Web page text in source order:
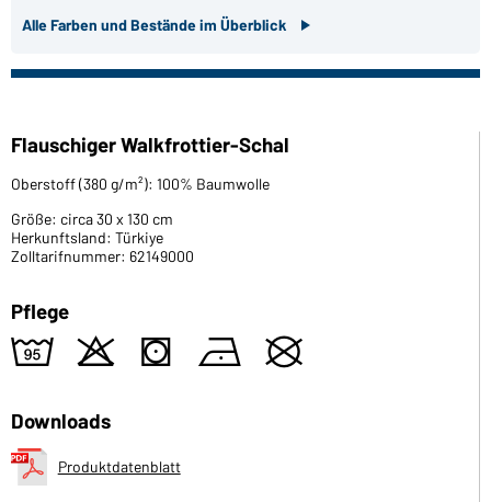
Alle Farben und Bestände im Überblick
Flauschiger Walkfrottier-Schal
Oberstoff (380 g/m²): 100% Baumwolle
Größe: circa 30 x 130 cm
Herkunftsland: Türkiye
Zolltarifnummer: 62149000
Pflege
2 o s n U
Downloads
Produktdatenblatt